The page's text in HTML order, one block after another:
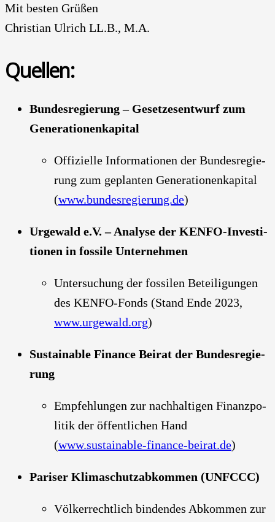
Mit bes­ten Grü­ßen
Chris­ti­an Ulrich LL.B., M.A.
Quel­len:
Bun­des­re­gie­rung – Geset­zes­ent­wurf zum
Gene­ra­tio­nen­ka­pi­tal
Offi­zi­el­le Infor­ma­tio­nen der Bun­des­re­gie­
rung zum geplan­ten Gene­ra­tio­nen­ka­pi­tal
(www.bundesregierung.de)
Urge­wald e.V. – Ana­ly­se der KEN­FO-Inves­ti­
tio­nen in fos­si­le Unter­neh­men
Unter­su­chung der fos­si­len Betei­li­gun­gen
des KEN­FO-Fonds (Stand Ende 2023,
www.urgewald.org)
Sus­tainable Finan­ce Bei­rat der Bun­des­re­gie­
rung
Emp­feh­lun­gen zur nach­hal­ti­gen Finanz­po­
li­tik der öffent­li­chen Hand
(www.sustainable-finance-beirat.de)
Pari­ser Kli­ma­schutz­ab­kom­men (UNFCCC)
Völ­ker­recht­lich bin­den­des Abkom­men zur